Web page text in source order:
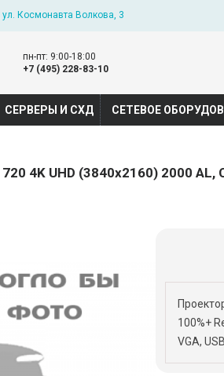
Космонавта Волкова, 3
пн-пт: 9:00-18:00
+7 (495) 228-83-10
СЕРВЕРЫ И СХД СЕТЕВОЕ
4K UHD (3840x2160) 2000 AL,
100%+
VGA,